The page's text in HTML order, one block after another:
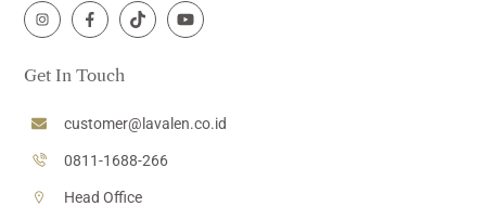
Icon
Icon
Icon
Icon
Get In Touch
customer@lavalen.co.id
0811-1688-266
Head Office